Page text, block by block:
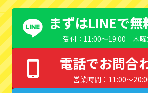
まずはLINEで無
受付：11:00〜19:00 木曜
電話でお問合
営業時間：11:00〜